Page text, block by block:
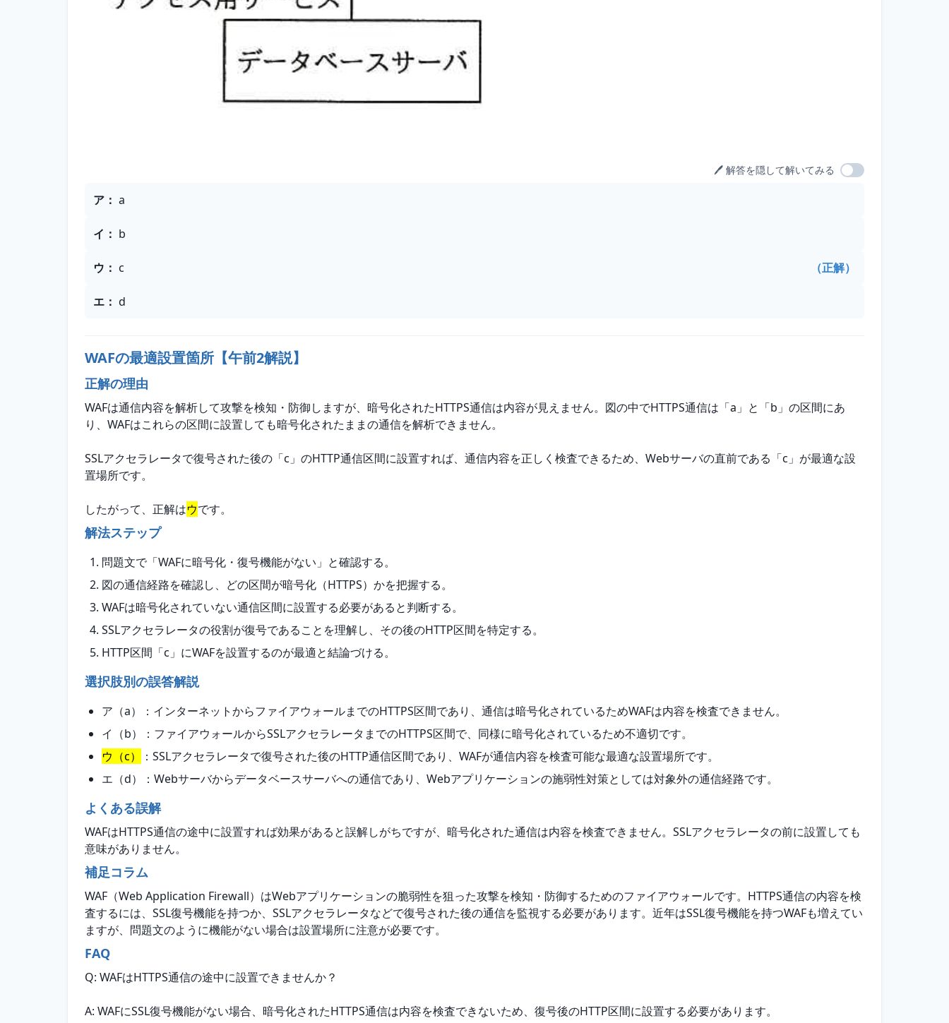
🖊️ 解答を隠して解いてみる
選択肢
ア ： a
イ ： b
ウ ： c （正解）
エ ： d
WAFの最適設置箇所【午前2解説】
正解の理由
WAFは通信内容を解析して攻撃を検知・防御しますが、暗号化されたHTTPS通信は内容が見えません。図の中でHTTPS通信は「a」と「b」の区間にあ
り、WAFはこれらの区間に設置しても暗号化されたままの通信を解析できません。
SSLアクセラレータで復号された後の「c」のHTTP通信区間に設置すれば、通信内容を正しく検査できるため、Webサーバの直前である「c」が最適な設
置場所です。
したがって、正解はウです。
解法ステップ
問題文で「WAFに暗号化・復号機能がない」と確認する。
図の通信経路を確認し、どの区間が暗号化（HTTPS）かを把握する。
WAFは暗号化されていない通信区間に設置する必要があると判断する。
SSLアクセラレータの役割が復号であることを理解し、その後のHTTP区間を特定する。
HTTP区間「c」にWAFを設置するのが最適と結論づける。
選択肢別の誤答解説
ア（a）：インターネットからファイアウォールまでのHTTPS区間であり、通信は暗号化されているためWAFは内容を検査できません。
イ（b）：ファイアウォールからSSLアクセラレータまでのHTTPS区間で、同様に暗号化されているため不適切です。
ウ（c）
：SSLアクセラレータで復号された後のHTTP通信区間であり、WAFが通信内容を検査可能な最適な設置場所です。
エ（d）：Webサーバからデータベースサーバへの通信であり、Webアプリケーションの施弱性対策としては対象外の通信経路です。
よくある誤解
WAFはHTTPS通信の途中に設置すれば効果があると誤解しがちですが、暗号化された通信は内容を検査できません。SSLアクセラレータの前に設置しても
意味がありません。
補足コラム
WAF（Web Application Firewall）はWebアプリケーションの脆弱性を狙った攻撃を検知・防御するためのファイアウォールです。HTTPS通信の内容を検
査するには、SSL復号機能を持つか、SSLアクセラレータなどで復号された後の通信を監視する必要があります。近年はSSL復号機能を持つWAFも増えてい
ますが、問題文のように機能がない場合は設置場所に注意が必要です。
FAQ
Q: WAFはHTTPS通信の途中に設置できませんか？
A: WAFにSSL復号機能がない場合、暗号化されたHTTPS通信は内容を検査できないため、復号後のHTTP区間に設置する必要があります。